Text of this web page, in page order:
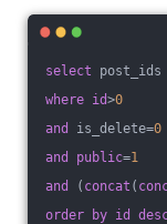
select
where id>0
and
is_delete=0
and
public=1
and
( concat (
order
by id